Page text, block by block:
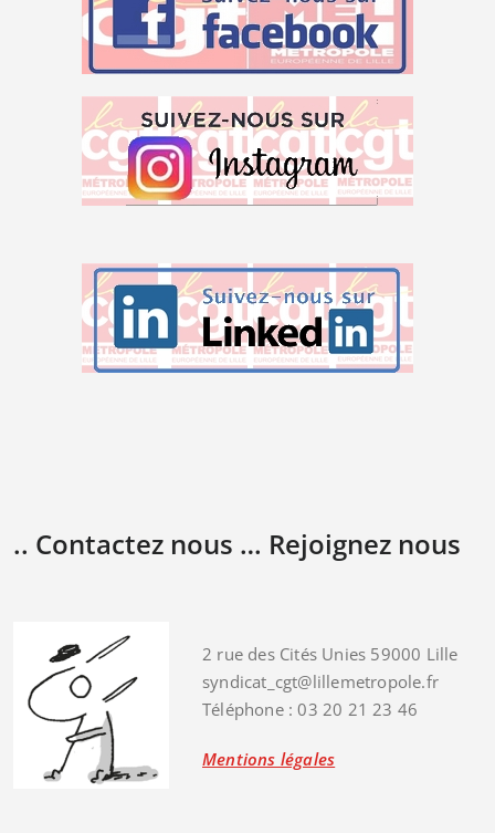
.. Contactez nous … Rejoignez nous
2 rue des Cités Unies 59000 Lille
syndicat_cgt@lillemetropole.fr
Téléphone : 03 20 21 23 46
Mentions légales